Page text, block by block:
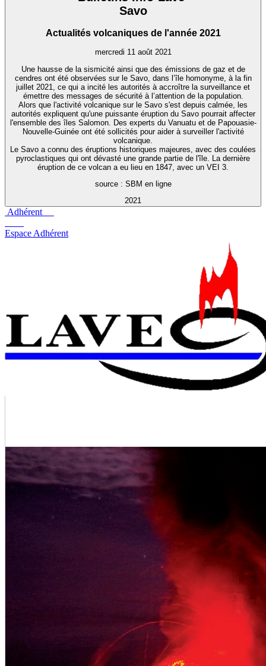
Savo
Actualités volcaniques de l'année 2021
mercredi 11 août 2021
Une hausse de la sismicité ainsi que des émissions de gaz et de
cendres ont été observées sur le Savo, dans l’île homonyme, à la fin
juillet 2021, ce qui a incité les autorités à accroître la surveillance et
émettre des messages de sécurité à l’attention de la population.
Alors que l'activité volcanique sur le Savo s'est depuis calmée, les
autorités expliquent qu'une puissante éruption du Savo pourrait affecter
l'ensemble des îles Salomon. Des experts du Vanuatu et de Papouasie-
Nouvelle-Guinée ont été sollicités pour aider à surveiller l'activité
volcanique.
Le Savo a connu des éruptions historiques majeures, avec des coulées
pyroclastiques qui ont dévasté une grande partie de l'île. La dernière
éruption de ce volcan a eu lieu en 1847, avec un VEI 3.
source : SBM en ligne
2021
Adhérent
Espace Adhérent